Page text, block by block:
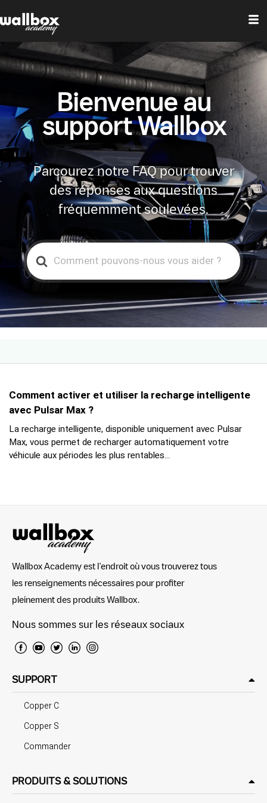
Bienvenue au
support Wallbox
Parcourez notre FAQ pour trouver
des réponses aux questions
fréquemment soulevées.
Search
For
Comment activer et utiliser la recharge intelligente
avec Pulsar Max ?
La recharge intelligente, disponible uniquement avec Pulsar
Max, vous permet de recharger automatiquement votre
véhicule aux périodes les plus rentables...
Wallbox Academy est l’endroit où vous trouverez tous
les renseignements nécessaires pour profiter
pleinement des produits Wallbox.
Nous sommes sur les réseaux sociaux
SUPPORT
Copper C
Copper S
Commander
PRODUITS & SOLUTIONS